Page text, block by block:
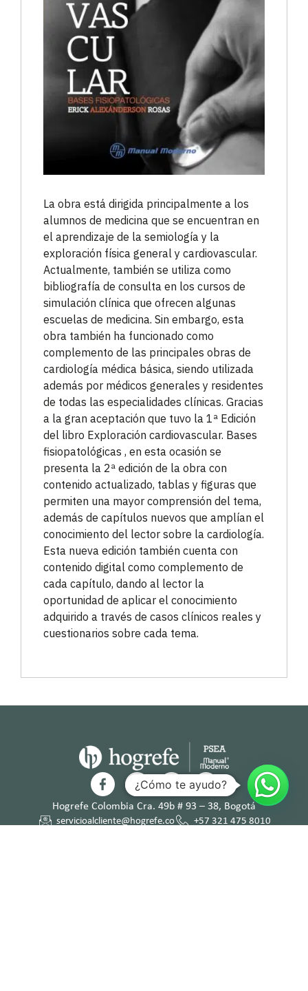
La obra está dirigida principalmente a los
alumnos de medicina que se encuentran en
el aprendizaje de la semiología y la
exploración física general y cardiovascular.
Actualmente, también se utiliza como
bibliografía de consulta en los cursos de
simulación clínica que ofrecen algunas
escuelas de medicina. Sin embargo, esta
obra también ha funcionado como
complemento de las principales obras de
cardiología médica básica, siendo utilizada
además por médicos generales y residentes
de todas las especialidades clínicas. Gracias
a la gran aceptación que tuvo la 1ª Edición
del libro Exploración cardiovascular. Bases
fisiopatológicas , en esta ocasión se
presenta la 2ª edición de la obra con
contenido actualizado, tablas y figuras que
permiten una mayor comprensión del tema,
además de capítulos nuevos que amplían el
conocimiento del lector sobre la cardiología.
Esta nueva edición también cuenta con
contenido digital como complemento de
cada capítulo, dando al lector la
oportunidad de aplicar el conocimiento
adquirido a través de casos clínicos reales y
cuestionarios sobre cada tema.
Hogrefe Colombia Cra. 49b # 93 – 38, Bogotá
servicioalcliente@hogrefe.co
+57 321 475 8010
¿Cómo te ayudo?